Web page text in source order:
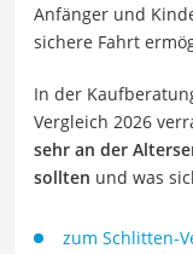
Anfänger und
sichere Fahrt
In der
Vergleich 2026
sehr an der
sollten und was
zum Schlitten-